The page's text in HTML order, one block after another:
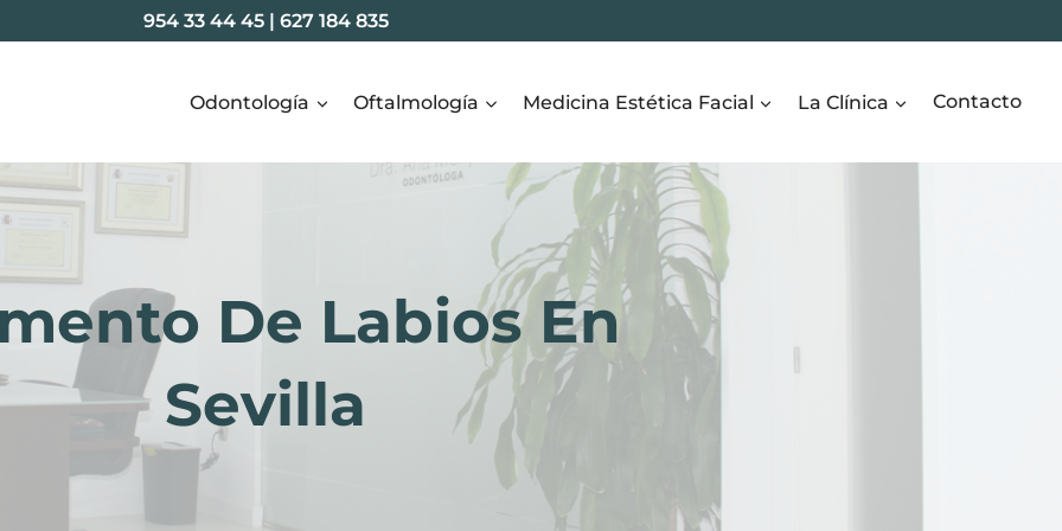
954 33 44 45| 627 184 835
Odontología Oftalmología Medicina Estética Facial La Clínica Contacto
De Labios En
Sevilla